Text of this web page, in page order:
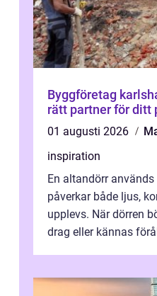
Byggföretag karlshamn så
rätt partner för ditt
01 augusti 2026
inspiration
En altandörr
påverkar både ljus,
upplevs. När dörren
drag eller kännas